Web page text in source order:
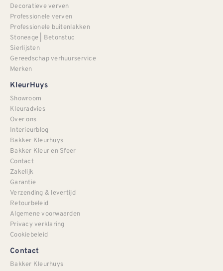
Decoratieve verven
Professionele verven
Professionele buitenlakken
Stoneage | Betonstuc
Sierlijsten
Gereedschap verhuurservice
Merken
KleurHuys
Showroom
Kleuradvies
Over ons
Interieurblog
Bakker Kleurhuys
Bakker Kleur en Sfeer
Contact
Zakelijk
Garantie
Verzending & levertijd
Retourbeleid
Algemene voorwaarden
Privacy verklaring
Cookiebeleid
Contact
Bakker Kleurhuys